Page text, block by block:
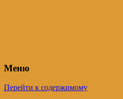
Меню
Перейти к содержимому